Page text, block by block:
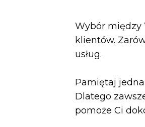
Wybór między
klientów.
usług.
Pamiętaj
Dlatego
pomoże Ci